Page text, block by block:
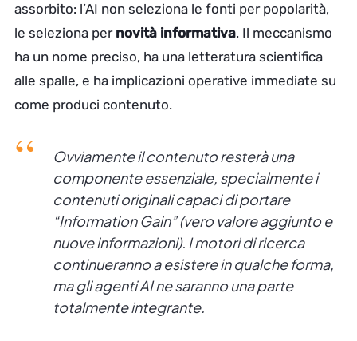
assorbito: l’AI non seleziona le fonti per popolarità,
le seleziona per novità informativa. Il meccanismo
ha un nome preciso, ha una letteratura scientifica
alle spalle, e ha implicazioni operative immediate su
come produci contenuto.
Ovviamente il contenuto resterà una
componente essenziale, specialmente i
contenuti originali capaci di portare
“Information Gain” (vero valore aggiunto e
nuove informazioni). I motori di ricerca
continueranno a esistere in qualche forma,
ma gli agenti AI ne saranno una parte
totalmente integrante.